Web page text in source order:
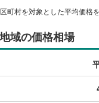
町村を対象とした平均価格
域の価格相場